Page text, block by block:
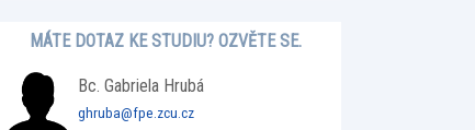
MÁTE DOTAZ KE STUDIU? OZVĚTE SE.
Bc. Gabriela Hrubá
ghruba@fpe.zcu.cz